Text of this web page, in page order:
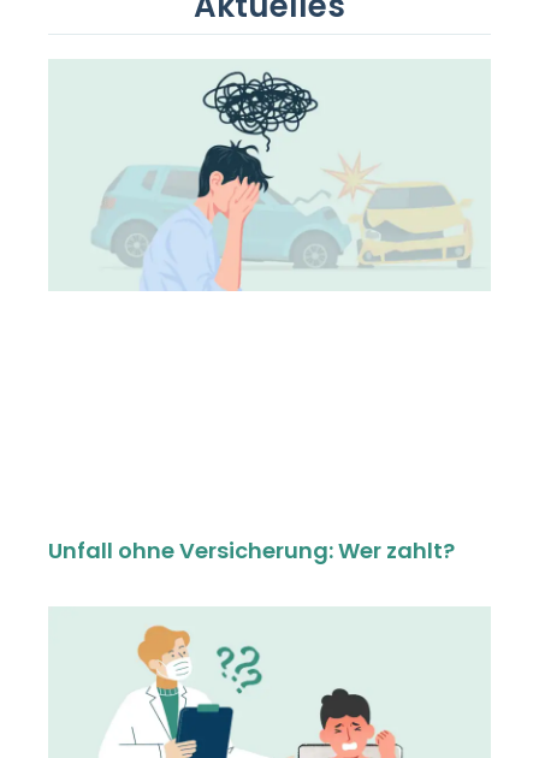
Unfall ohne Versicherung: Wer zahlt?